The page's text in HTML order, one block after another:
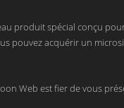
produit spécial conçu
pouvez acquérir un
un design à la hauteur de
.eu et une boîte mail.
Web est fier de vous